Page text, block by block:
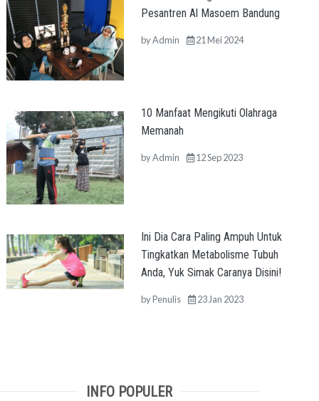
Pesantren Al Masoem Bandung
byAdmin 21 Mei 2024
10 Manfaat Mengikuti Olahraga
Memanah
byAdmin 12 Sep 2023
Ini Dia Cara Paling Ampuh Untuk
Tingkatkan Metabolisme Tubuh
Anda, Yuk Simak Caranya Disini!
byPenulis 23 Jan 2023
INFO POPULER